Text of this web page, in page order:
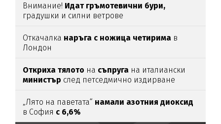
Внимание! Идат гръмотевични бури,
градушки и силни ветрове
Откачалка наръга с ножица четирима в
Лондон
Откриха тялото на съпруга на италиански
министър след петседмично издирване
„Лято на паветата“ намали азотния диоксид
в София с 6,6%